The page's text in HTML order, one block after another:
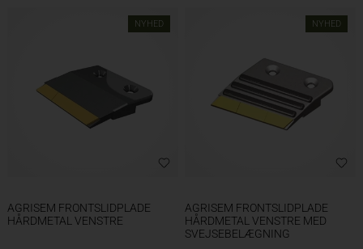
NYHED
AGRISEM FRONTSLIDPLADE
HÅRDMETAL VENSTRE
NYHED
AGRISEM FRONTSLIDPLADE
HÅRDMETAL VENSTRE MED
SVEJSEBELÆGNING